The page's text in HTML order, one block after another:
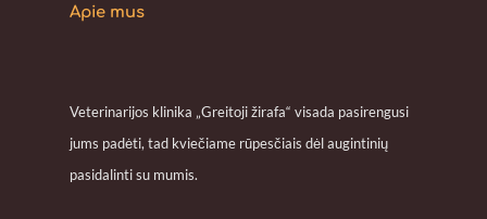
Apie mus
Veterinarijos klinika „Greitoji žirafa“ visada pasirengusi
jums padėti, tad kviečiame rūpesčiais dėl augintinių
pasidalinti su mumis.